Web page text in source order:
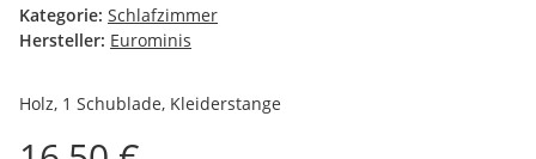
Kategorie: Schlafzimmer
Hersteller: Eurominis
Holz, 1 Schublade, Kleiderstange